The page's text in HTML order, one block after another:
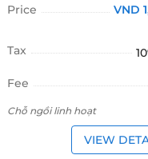
Price
VND
Tax
Fee
Chỗ ngồi linh hoạt
VIEW